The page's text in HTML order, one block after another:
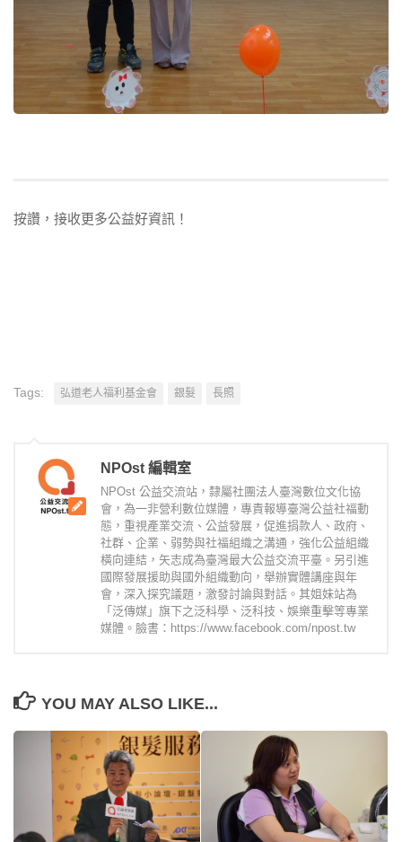
按讚，接收更多公益好資訊！
Tags: 弘道老人福利基金會 銀髮 長照
NPOst 編輯室
NPOst 公益交流站，隸屬社團法人臺灣數位文化協
會，為一非營利數位媒體，專責報導臺灣公益社福動
態，重視產業交流、公益發展，促進捐款人、政府、
社群、企業、弱勢與社福組織之溝通，強化公益組織
橫向連結，矢志成為臺灣最大公益交流平臺。另引進
國際發展援助與國外組織動向，舉辦實體講座與年
會，深入探究議題，激發討論與對話。其姐妹站為
「泛傳媒」旗下之泛科學、泛科技、娛樂重擊等專業
媒體。臉書：https://www.facebook.com/npost.tw
YOU MAY ALSO LIKE...